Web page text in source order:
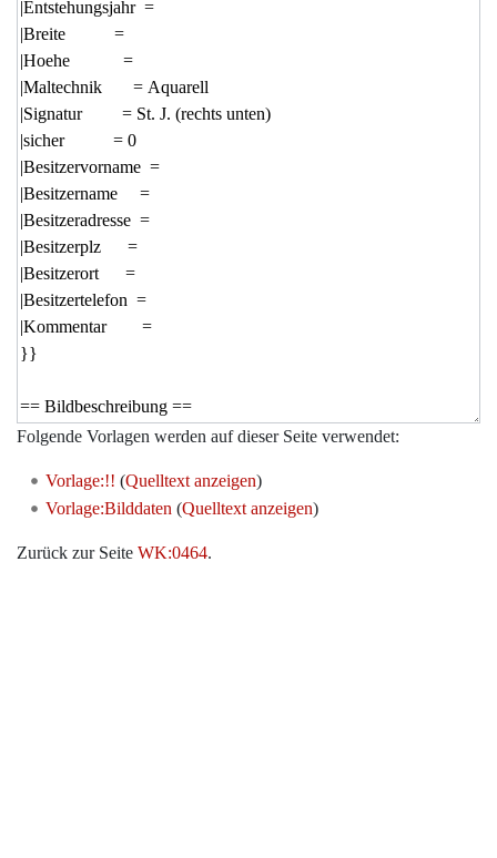
Folgende Vorlagen werden auf dieser Seite verwendet:
Vorlage:!! (Quelltext anzeigen)
Vorlage:Bilddaten (Quelltext anzeigen)
Zurück zur Seite WK:0464.